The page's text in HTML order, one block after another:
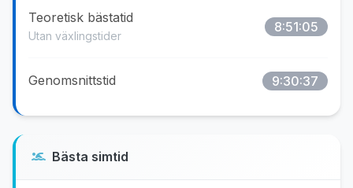
Teoretisk bästatid
Utan växlingstider
8:51:05
Genomsnittstid 9:30:37
Bästa simtid